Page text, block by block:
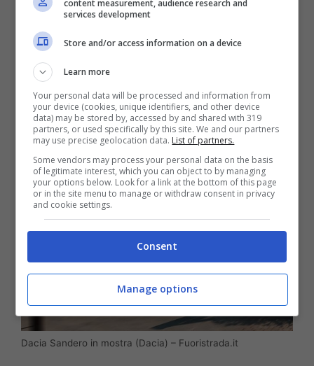
solamente 1.000 euro in più, ma che dà la
possibilità di avere molti più comfort a
climatizzatore automatico, cerchi in lega da
16″, l’antenna shark sul tetto, il battitacco con
la denominazione del modello, ma non è
tutto.
Dacia Sandero in mostra (Dacia) – Fuoristrada.it
content measurement, audience research and
services development
Store and/or access information on a device
Learn more
Your personal data will be processed and information from
your device (cookies, unique identifiers, and other device
data) may be stored by, accessed by and shared with 319
partners, or used specifically by this site. We and our partners
may use precise geolocation data. List of partners.
Some vendors may process your personal data on the basis
of legitimate interest, which you can object to by managing
your options below. Look for a link at the bottom of this page
or in the site menu to manage or withdraw consent in privacy
and cookie settings.
Consent
Manage options